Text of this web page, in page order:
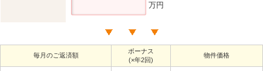
万円
毎月のご返済額
ボーナス
(×年2回)
物件価格